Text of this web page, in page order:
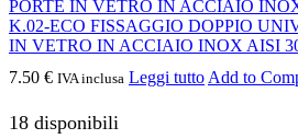
K.02-ECO FISSAGGIO DOPPIO
IN VETRO IN ACCIAIO INOX AISI
7.50 € IVA inclusa Leggi tutto Add to
18 disponibili